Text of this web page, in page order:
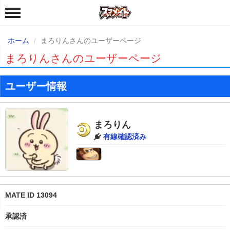
ホーム まろりんさんのユーザーページ
まろりんさんのユーザーページ
ユーザー情報
まろりん
有線確認済み
MATE ID 13094
承認済